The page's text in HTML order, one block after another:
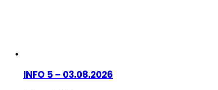
INFO 5 – 03.08.2026